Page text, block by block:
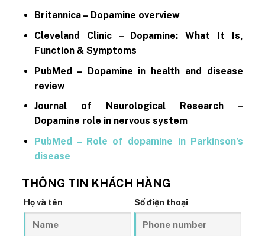
Britannica – Dopamine overview
Cleveland Clinic – Dopamine: What It Is,
Function & Symptoms
PubMed – Dopamine in health and disease
review
Journal of Neurological Research –
Dopamine role in nervous system
PubMed – Role of dopamine in Parkinson’s
disease
THÔNG TIN KHÁCH HÀNG
Họ và tên Số điện thoại